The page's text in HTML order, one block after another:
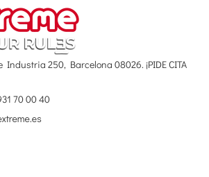
Industria 250, Barcelona 08026. ¡PIDE CITA
70 00 40